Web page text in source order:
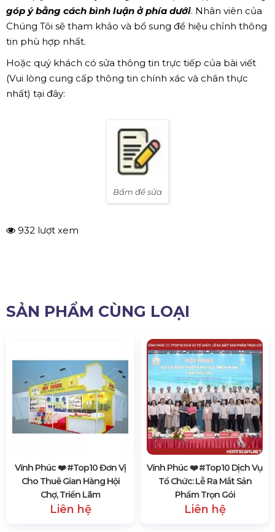
góp ý bằng cách bình luận ở phía dưới. Nhân viên của
Chúng Tôi sẽ tham khảo và bổ sung để hiệu chỉnh thông
tin phù hợp nhất.
Hoặc quý khách có sửa thông tin trực tiếp của bài viết
(Vui lòng cung cấp thông tin chính xác và chân thực
nhất) tại đây:
Bấm để sửa
932 lượt xem
SẢN PHẨM CÙNG LOẠI
Vĩnh Phúc ❤️️ #top10 Đơn Vị
Cho Thuê Gian Hàng Hội
Chợ, Triển Lãm
Liên hệ
Vĩnh Phúc ❤️️ #top10 Dịch Vụ
Tổ Chức: Lễ Ra Mắt Sản
Phẩm Trọn Gói
Liên hệ